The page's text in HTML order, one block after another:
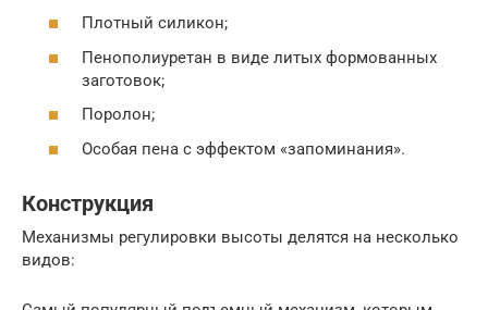
Плотный силикон;
Пенополиуретан в виде литых формованных
заготовок;
Поролон;
Особая пена с эффектом «запоминания».
Конструкция
Механизмы регулировки высоты делятся на несколько
видов: